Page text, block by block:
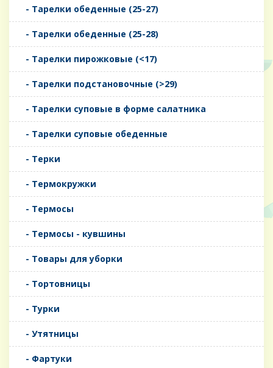
- Тарелки обеденные (25-27)
- Тарелки обеденные (25-28)
- Тарелки пирожковые (<17)
- Тарелки подстановочные (>29)
- Тарелки суповые в форме салатника
- Тарелки суповые обеденные
- Терки
- Термокружки
- Термосы
- Термосы - кувшины
- Товары для уборки
- Тортовницы
- Турки
- Утятницы
- Фартуки